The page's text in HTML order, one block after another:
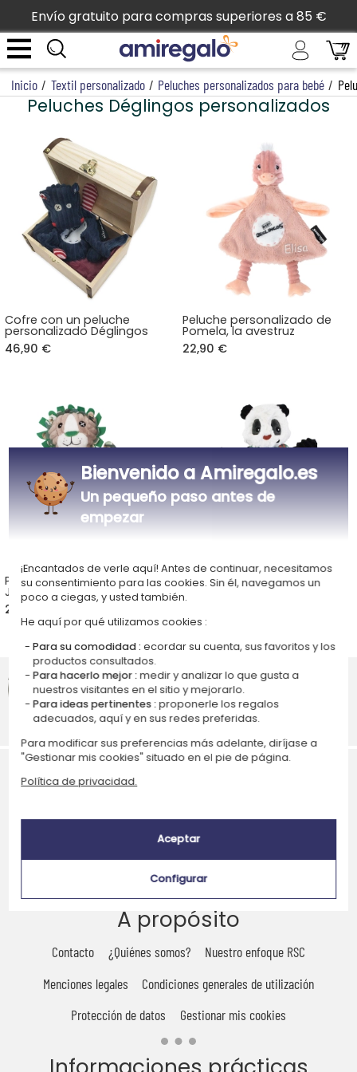
Envío gratuito para compras superiores a 85 €
Inicio / Textil personalizado / Peluches personalizados para bebé /
Peluches Déglingos personalizados
Cofre con un peluche
personalizado Déglingos
46,90 €
Peluche personalizado de
Pomela, la avestruz
22,90 €
Peluche personalizado
Jekros, el león
22,90 €
Peluche personalizado
Rototos, el panda
5,00 (1 opiniones)
Google opinión clientes
4,7/5
(387 opiniones)
Inscribirse a la newsletter
A propósito
Contacto ¿Quiénes somos?
Nuestro enfoque RSC
Menciones legales
Condiciones generales de utilización
Protección de datos
Gestionar mis cookies
Bienvenido a Amiregalo.es
Un pequeño paso antes de
empezar
¡Encantados de verle aquí! Antes de continuar, necesitamos
su consentimiento para las cookies. Sin él, navegamos un
poco a ciegas, y usted también.
He aquí por qué utilizamos cookies :
Para su comodidad : ecordar su cuenta, sus favoritos y los
productos consultados.
Para hacerlo mejor :medir y analizar lo que gusta a
nuestros visitantes en el sitio y mejorarlo.
Para ideas pertinentes :proponerle los regalos
adecuados, aquí y en sus redes preferidas.
Para modificar sus preferencias más adelante, diríjase a
"Gestionar mis cookies" situado en el pie de página.
Política de privacidad.
Aceptar
Configurar